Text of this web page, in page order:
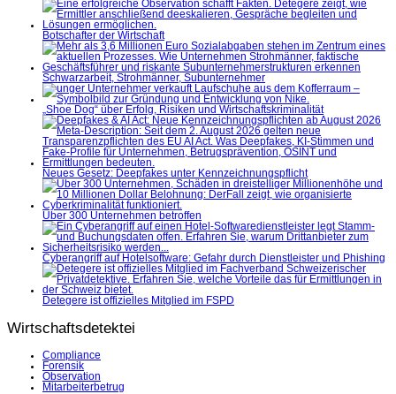
Botschafter der Wirtschaft
Schwarzarbeit, Strohmänner, Subunternehmer
„Shoe Dog“ über Erfolg, Risiken und Wirtschaftskriminalität
Neues Gesetz: Deepfakes unter Kennzeichnungspflicht
Über 300 Unternehmen betroffen
Cyberangriff auf Hotelsoftware: Gefahr durch Dienstleister und Phishing
Detegere ist offizielles Mitglied im FSPD
Wirtschaftsdetektei
Compliance
Forensik
Observation
Mitarbeiterbetrug